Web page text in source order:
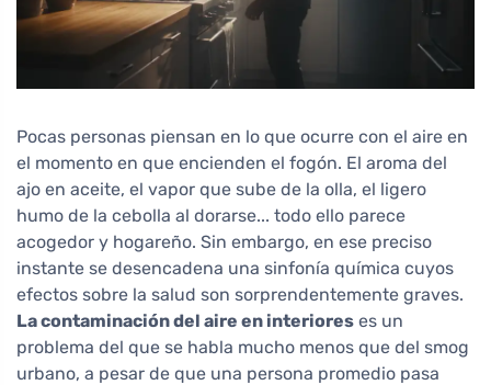
Pocas personas piensan en lo que ocurre con el aire en
el momento en que encienden el fogón. El aroma del
ajo en aceite, el vapor que sube de la olla, el ligero
humo de la cebolla al dorarse... todo ello parece
acogedor y hogareño. Sin embargo, en ese preciso
instante se desencadena una sinfonía química cuyos
efectos sobre la salud son sorprendentemente graves.
La contaminación del aire en interiores es un
problema del que se habla mucho menos que del smog
urbano, a pesar de que una persona promedio pasa